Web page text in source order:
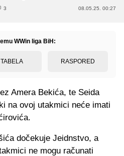
3 08.05.25. 00:27
WWin liga BiH:
TABELA RASPORED
Amera Bekića, te Seida
na ovoj utakmici neće imati
dočekuje Jeidnstvo, a
ne mogu računati